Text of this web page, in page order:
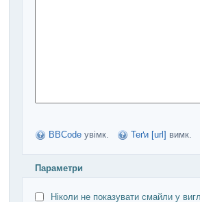
BBCode увімк. Теґи [url] вимк.
Параметри
Ніколи не показувати смайли у